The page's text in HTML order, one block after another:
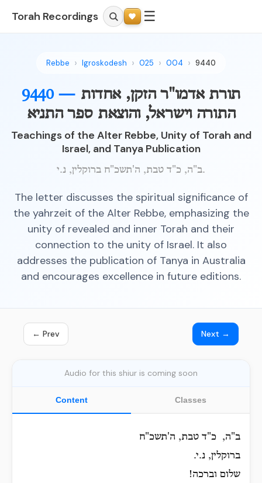
Torah Recordings ☰
Rebbe Igroskodesh 025 004 9440
9440 — תורת אדמו"ר הזקן, אחדות
התורה וישראל, והוצאת ספר התניא
Teachings of the Alter Rebbe, Unity of Torah and
Israel, and Tanya Publication
ב"ה, כ"ד טבת, ה'תשכ"ח ברוקלין, נ.י.
The letter discusses the spiritual significance of
the yahrzeit of the Alter Rebbe, emphasizing the
unity of revealed and inner Torah and their
connection to the unity of Israel. It also
addresses the publication of Tanya in Australia
and encourages excellence in future editions.
← Prev Next →
Audio for this shiur is coming soon
Content Classes
ב"ה, כ"ד טבת, ה'תשכ"ח
ברוקלין, נ.י.
שלום וברכה!